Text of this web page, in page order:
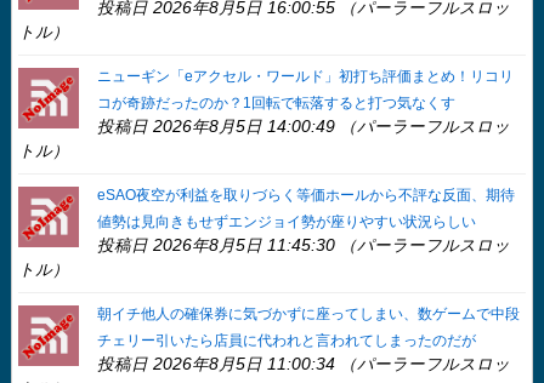
投稿日 2026年8月5日 16:00:55 （パーラーフルスロッ
トル）
ニューギン「eアクセル・ワールド」初打ち評価まとめ！リコリ
コが奇跡だったのか？1回転で転落すると打つ気なくす
投稿日 2026年8月5日 14:00:49 （パーラーフルスロッ
トル）
eSAO夜空が利益を取りづらく等価ホールから不評な反面、期待
値勢は見向きもせずエンジョイ勢が座りやすい状況らしい
投稿日 2026年8月5日 11:45:30 （パーラーフルスロッ
トル）
朝イチ他人の確保券に気づかずに座ってしまい、数ゲームで中段
チェリー引いたら店員に代われと言われてしまったのだが
投稿日 2026年8月5日 11:00:34 （パーラーフルスロッ